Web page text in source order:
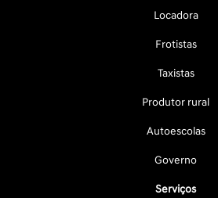
Locadora
Frotistas
Taxistas
Produtor rural
Autoescolas
Governo
Serviços